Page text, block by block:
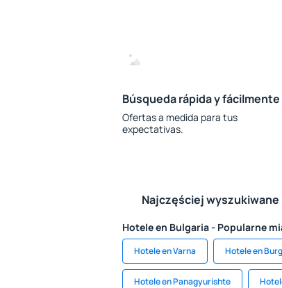
Búsqueda rápida y fácilmente
Ofertas a medida para tus
expectativas.
Najczęściej
Hotele en Bulgaria - Popularne
Hotele en Varna Hotele en
Hotele en Panagyurishte